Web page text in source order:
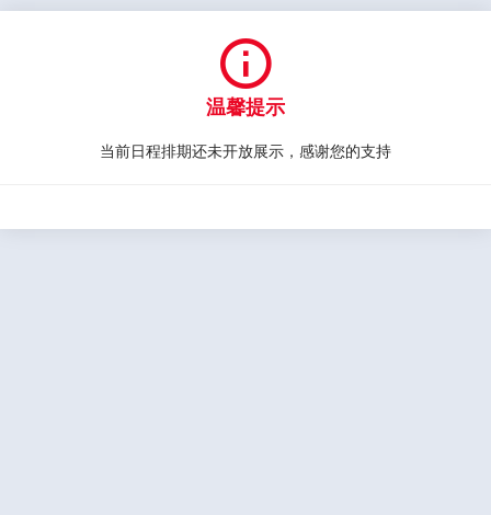

温馨提示
当前日程排期还未开放展示，感谢您的支持